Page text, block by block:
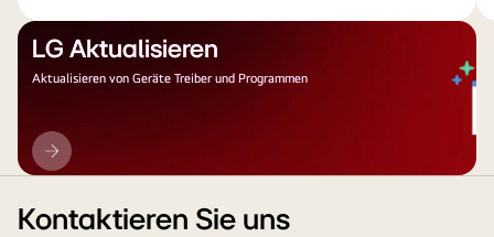
LG Aktualisieren
Aktualisieren von Geräte Treiber und Programmen
LG
Aktualisieren
Kontaktieren Sie uns